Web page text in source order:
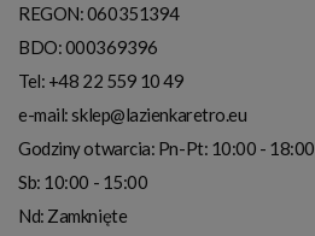
REGON: 060351394
BDO: 000369396
Tel: +48 22 559 10 49
e-mail:sklep@lazienkaretro.eu
Godziny otwarcia: Pn-Pt: 10:00 - 18:00
Sb: 10:00 - 15:00
Nd: Zamknięte